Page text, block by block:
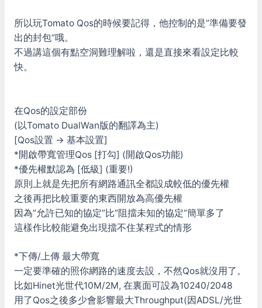
所以玩Tomato Qos的時候要記得，他控制的是”準備要發
出的封包”哦。
不過講這個有點空洞難理解啦，還是直接來看設定比較
快。
在Qos的設定部份
(以Tomato DualWan版的翻譯為主)
[Qos設置 -> 基本設置]
*開啟帶寬管理Qos [打勾] (開啟Qos功能)
*優先權默認為 [低級] (重要!)
原則上就是先把所有網路通訊全都設成較低的優先權
之後再把比較重要的東西開放為高優先權
因為”允許已知的協定”比”阻擋未知的協定”簡單多了
這樣作比較能避免出現擋不住某程式的情形
*下傳/上傳 最大帶寬
一定要準確的照你網路的速度去設，不然Qos就沒用了。
比如Hinet光世代10M/2M, 在裏面可設為10240/2048
用了Qos之後多少會影響最大Throughput(因ADSL/光世